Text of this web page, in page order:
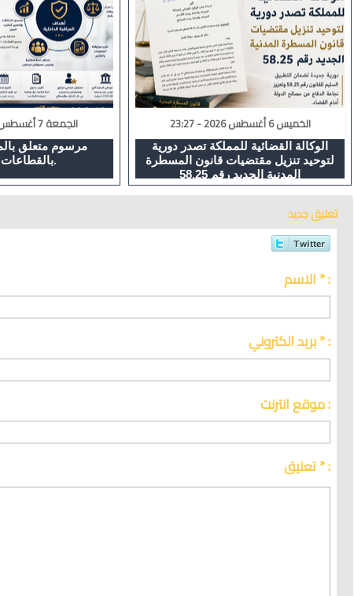
الجمعة 7 أغسطس 2026 - 16:42
مرسوم متعلق
بالقطاعات الوزارية.
الخميس 6 أغسطس 2026 - 23:27
الوكالة القضائية للمملكة تصدر دورية
لتوحيد تنزيل مقتضيات قانون المسطرة
المدنية الجديد رقم 58.25
تعليق جديد
الاسم * :
بريد الكتروني * :
موقع انترنت :
تعليق * :